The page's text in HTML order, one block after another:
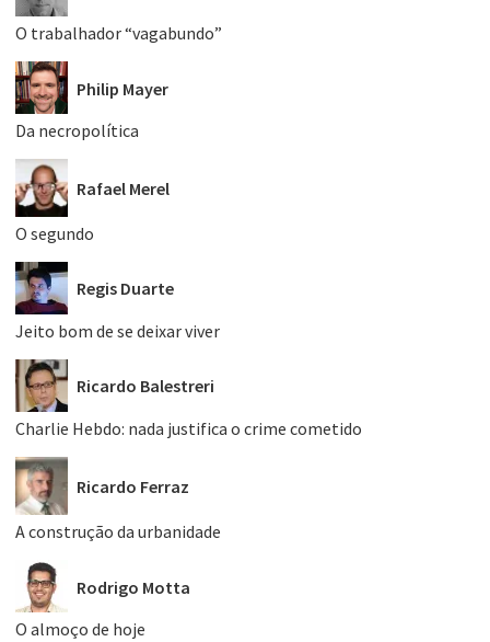
O trabalhador “vagabundo”
Philip Mayer
Da necropolítica
Rafael Merel
O segundo
Regis Duarte
Jeito bom de se deixar viver
Ricardo Balestreri
Charlie Hebdo: nada justifica o crime cometido
Ricardo Ferraz
A construção da urbanidade
Rodrigo Motta
O almoço de hoje